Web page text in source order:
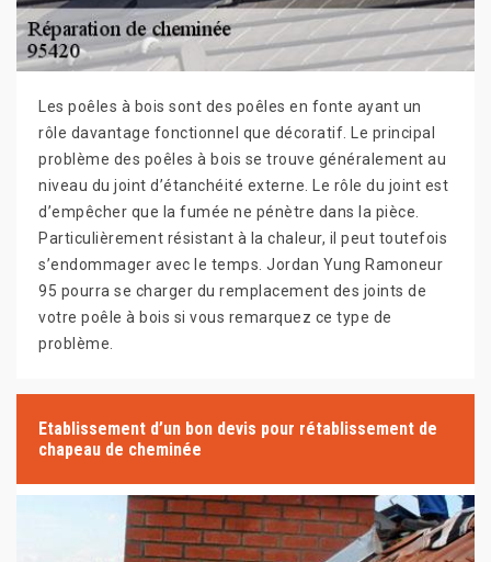
Les poêles à bois sont des poêles en fonte ayant un
rôle davantage fonctionnel que décoratif. Le principal
problème des poêles à bois se trouve généralement au
niveau du joint d’étanchéité externe. Le rôle du joint est
d’empêcher que la fumée ne pénètre dans la pièce.
Particulièrement résistant à la chaleur, il peut toutefois
s’endommager avec le temps. Jordan Yung Ramoneur
95 pourra se charger du remplacement des joints de
votre poêle à bois si vous remarquez ce type de
problème.
Etablissement d’un bon devis pour rétablissement de
chapeau de cheminée